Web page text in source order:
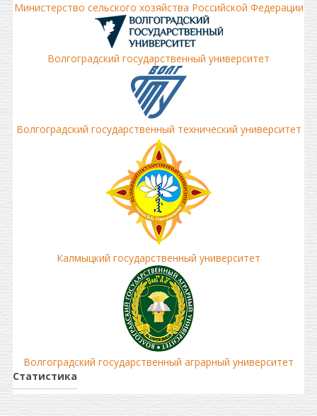
Министерство сельского хозяйства Российской Федерации
Волгоградский государственный университет
Волгоградский государственный технический университет
Калмыцкий государственный университет
Волгоградский государственный аграрный университет
Статистика